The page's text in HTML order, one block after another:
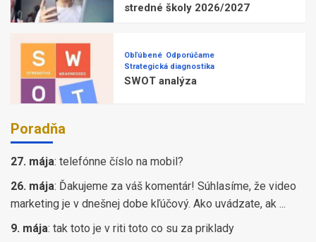
stredné školy 2026/2027
Obľúbené Odporúčame
Strategická diagnostika
SWOT analýza
Poradňa
27. mája: telefónne číslo na mobil?
26. mája: Ďakujeme za váš komentár! Súhlasíme, že video
marketing je v dnešnej dobe kľúčový. Ako uvádzate, ak ...
9. mája: tak toto je v riti toto co su za priklady